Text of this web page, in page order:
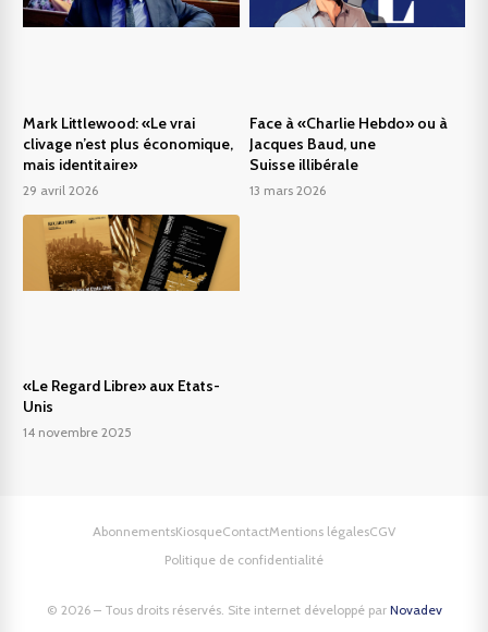
Mark Littlewood: «Le vrai
clivage n’est plus économique,
mais identitaire»
29 avril 2026
Face à «Charlie Hebdo» ou à
Jacques Baud, une
Suisse illibérale
13 mars 2026
«Le Regard Libre» aux Etats-
Unis
14 novembre 2025
© 2026 – Tous droits réservés. Site internet développé par Novadev
AbonnementsKiosqueContactMentions légalesCGV
Politique de confidentialité